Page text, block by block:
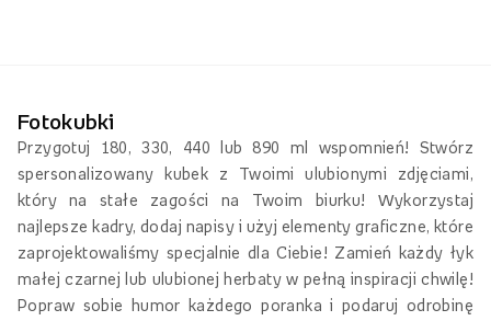
Fotokubki
Przygotuj 180, 330, 440 lub 890 ml wspomnień! Stwórz
spersonalizowany kubek z Twoimi ulubionymi zdjęciami,
który na stałe zagości na Twoim biurku! Wykorzystaj
najlepsze kadry, dodaj napisy i użyj elementy graficzne, które
zaprojektowaliśmy specjalnie dla Ciebie! Zamień każdy łyk
małej czarnej lub ulubionej herbaty w pełną inspiracji chwilę!
Popraw sobie humor każdego poranka i podaruj odrobinę